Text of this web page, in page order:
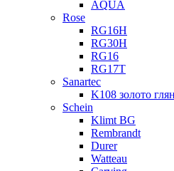
AQUA
Rose
RG16H
RG30H
RG16
RG17T
Sanartec
K108 золото
Schein
Klimt BG
Rembrandt
Durer
Watteau